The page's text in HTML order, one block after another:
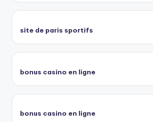
site de paris sportifs
bonus casino en ligne
bonus casino en ligne